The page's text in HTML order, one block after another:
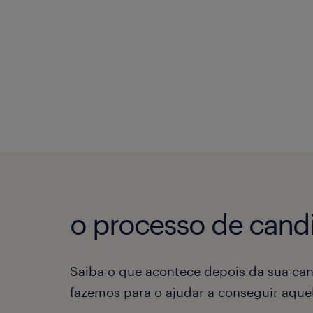
o processo de
Saiba o que acontece depois da sua
fazemos para o ajudar a conseguir